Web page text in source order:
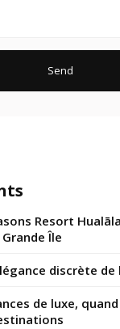
Resort
Île
discrète de
de luxe,